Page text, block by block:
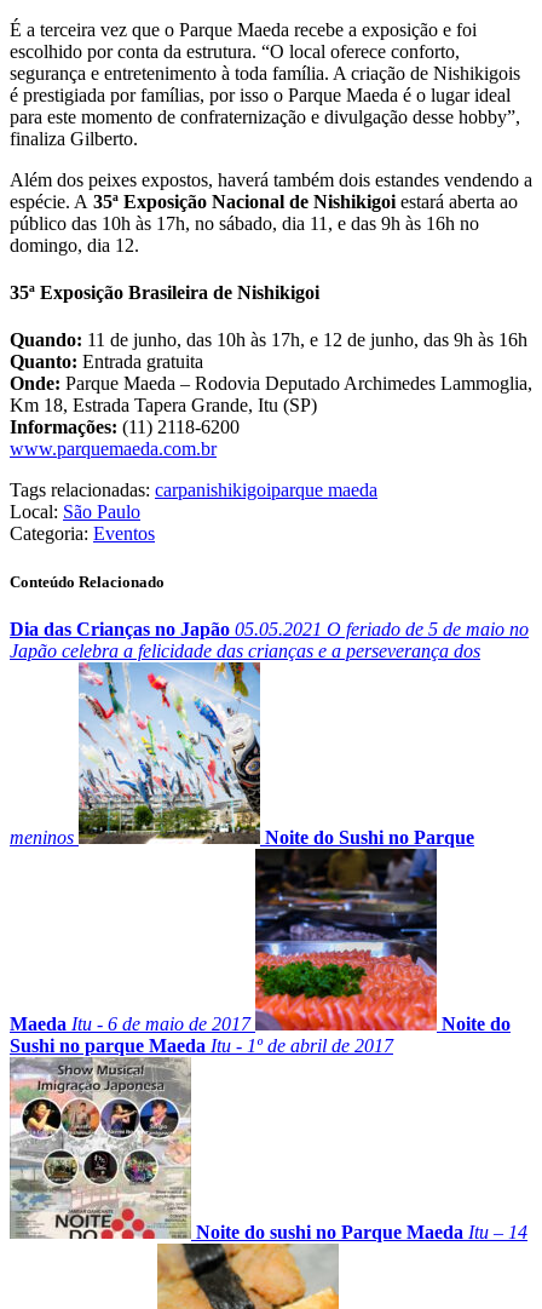
É a terceira vez que o Parque Maeda recebe a exposição e foi
escolhido por conta da estrutura. “O local oferece conforto,
segurança e entretenimento à toda família. A criação de Nishikigois
é prestigiada por famílias, por isso o Parque Maeda é o lugar ideal
para este momento de confraternização e divulgação desse hobby”,
finaliza Gilberto.
Além dos peixes expostos, haverá também dois estandes vendendo a
espécie. A 35ª Exposição Nacional de Nishikigoi estará aberta ao
público das 10h às 17h, no sábado, dia 11, e das 9h às 16h no
domingo, dia 12.
35ª Exposição Brasileira de Nishikigoi
Quando: 11 de junho, das 10h às 17h, e 12 de junho, das 9h às 16h
Quanto: Entrada gratuita
Onde: Parque Maeda – Rodovia Deputado Archimedes Lammoglia,
Km 18, Estrada Tapera Grande, Itu (SP)
Informações: (11) 2118-6200
www.parquemaeda.com.br
Tags relacionadas: carpanishikigoiparque maeda
Local: São Paulo
Categoria: Eventos
Conteúdo Relacionado
Dia das Crianças no Japão 05.05.2021 O feriado de 5 de maio no
Japão celebra a felicidade das crianças e a perseverança dos
meninos Noite do Sushi no Parque
Maeda Itu - 6 de maio de 2017
Noite do
Sushi no parque Maeda Itu - 1º de abril de 2017
Noite do sushi no Parque Maeda Itu – 14